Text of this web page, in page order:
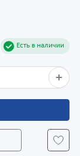
Есть в наличии